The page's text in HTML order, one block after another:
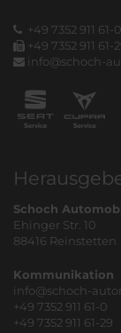
+49 7352 911 61-0
+49 7352 911 61-
info@schoch-
Schoch
Ehinger Str. 10
88416 Reinstetten
Kommunikation
info@schoch-
+49 7352 911 61-0
+49 7352 911 61-29